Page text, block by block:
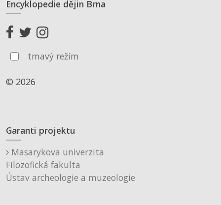
Encyklopedie dějin Brna
tmavý režim
© 2026
Garanti projektu
Masarykova univerzita
Filozofická fakulta
Ústav archeologie a muzeologie